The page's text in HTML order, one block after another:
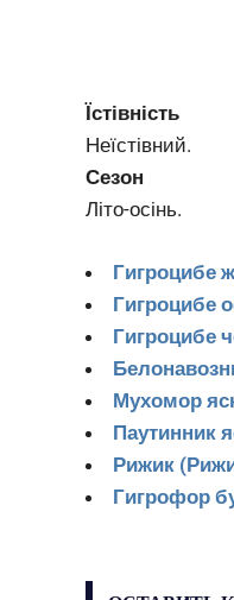
Їстівність
Неїстівний.
Сезон
Літо-осінь.
Гигроцибе
Гигроцибе
Гигроцибе
Мухомор
Паутинник
Рижик
Гигрофор